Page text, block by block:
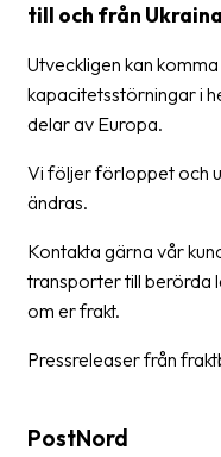
Downloads
Barcode
scanner
About
the
till och från
Utveckligen kan
kapacitetsstörningar i
delar av Europa.
Vi följer förloppet och
ändras.
Kontakta gärna vår
transporter till berörda
om er frakt.
Pressreleaser från
PostNord